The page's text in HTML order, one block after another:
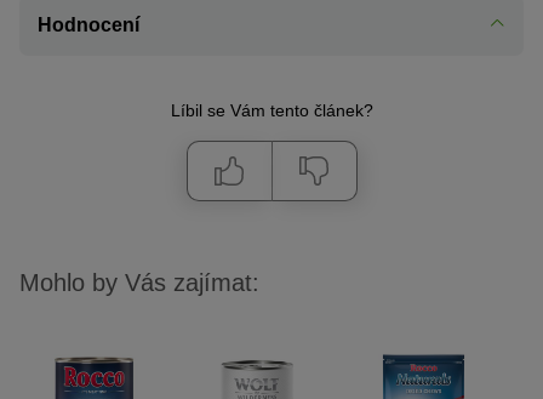
Hodnocení
Líbil se Vám tento článek?
Mohlo by Vás zajímat: